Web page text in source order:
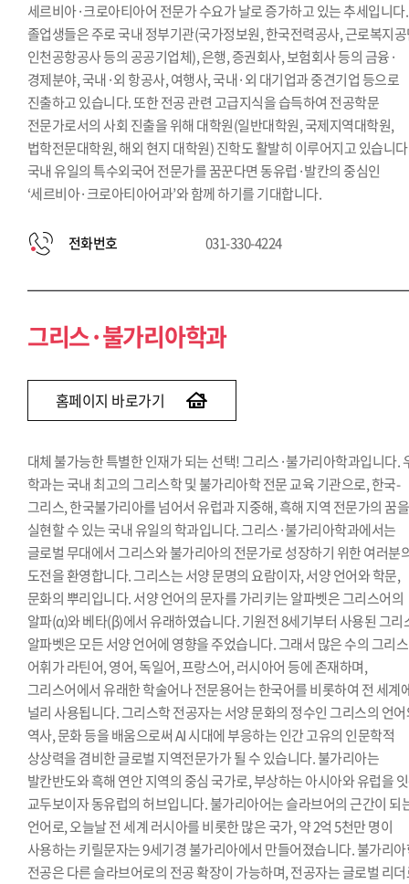
세르비아·크로아티아어 전문가 수요가 날로 증가하고 있는 추세입니다.
졸업생들은 주로 국내 정부기관(국가정보원, 한국전력공사, 근로복지
인천공항공사 등의 공공기업체), 은행, 증권회사, 보험회사 등의 금융·
경제분야, 국내·외 항공사, 여행사, 국내·외 대기업과 중견기업 등으로
진출하고 있습니다. 또한 전공 관련 고급지식을 습득하여 전공학문
전문가로서의 사회 진출을 위해 대학원(일반대학원, 국제지역대학원,
법학전문대학원, 해외 현지 대학원) 진학도 활발히 이루어지고 있습니
국내 유일의 특수외국어 전문가를 꿈꾼다면 동유럽·발칸의 중심인
‘세르비아·크로아티아어과’와 함께 하기를 기대합니다.
전화번호 031-330-4224
그리스·불가리아학과
홈페이지 바로가기
대체 불가능한 특별한 인재가 되는 선택! 그리스·불가리아학과입니다.
학과는 국내 최고의 그리스학 및 불가리아학 전문 교육 기관으로, 한국-
그리스, 한국불가리아를 넘어서 유럽과 지중해, 흑해 지역 전문가의 꿈을
실현할 수 있는 국내 유일의 학과입니다. 그리스·불가리아학과에서는
글로벌 무대에서 그리스와 불가리아의 전문가로 성장하기 위한 여러분
도전을 환영합니다. 그리스는 서양 문명의 요람이자, 서양 언어와 학문,
문화의 뿌리입니다. 서양 언어의 문자를 가리키는 알파벳은 그리스어의
알파(α)와 베타(β)에서 유래하였습니다. 기원전 8세기부터 사용된 그리
알파벳은 모든 서양 언어에 영향을 주었습니다. 그래서 많은 수의 그리
어휘가 라틴어, 영어, 독일어, 프랑스어, 러시아어 등에 존재하며,
그리스어에서 유래한 학술어나 전문용어는 한국어를 비롯하여 전 세계
널리 사용됩니다. 그리스학 전공자는 서양 문화의 정수인 그리스의 언
역사, 문화 등을 배움으로써 AI 시대에 부응하는 인간 고유의 인문학적
상상력을 겸비한 글로벌 지역전문가가 될 수 있습니다. 불가리아는
발칸반도와 흑해 연안 지역의 중심 국가로, 부상하는 아시아와 유럽을
교두보이자 동유럽의 허브입니다. 불가리아어는 슬라브어의 근간이 되
언어로, 오늘날 전 세계 러시아를 비롯한 많은 국가, 약 2억 5천만 명이
사용하는 키릴문자는 9세기경 불가리아에서 만들어졌습니다. 불가리
전공은 다른 슬라브어로의 전공 확장이 가능하며, 전공자는 글로벌 리